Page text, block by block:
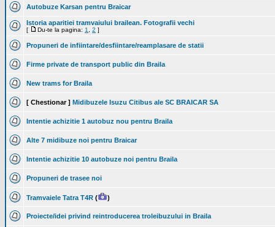
Autobuze Karsan pentru Braicar
Istoria aparitiei tramvaiului brailean. Fotografii vechi
[ Du-te la pagina: 1 2 ]
Propuneri de infiintare/desfiintare/reamplasare de statii
Firme private de transport public din Braila
New trams for Braila
[ Chestionar ] Midibuzele Isuzu Citibus ale SC BRAICAR SA
Intentie achizitie 1 autobuz nou pentru Braila
Alte 7 midibuze noi pentru Braicar
Intentie achizitie 10 autobuze noi pentru Braila
Propuneri de trasee noi
Tramvaiele Tatra T4R ( )
Proiecte/idei privind reintroducerea troleibuzului in Braila